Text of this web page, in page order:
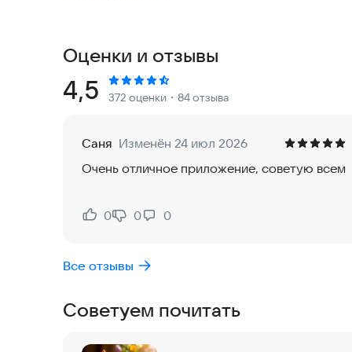
и поздравления к праздникам. Здесь собраны
близким. Видео открытки с днем рождения -
праздником близких друзей коллег для
Вы сможете, найди видео открытки с днем
календарные праздники и видео открытки по
и порадуйте дорогих вам людей видео
территории РФ.
Оценки и отзывы
Рейтинг:
4,5 372 оценки ・84 отзыва
Саня Изменён 24 июл 2026
Очень отличное приложение, советую всем
Нравится:
0
Не нравится:
0 0
Все отзывы
Советуем почитать